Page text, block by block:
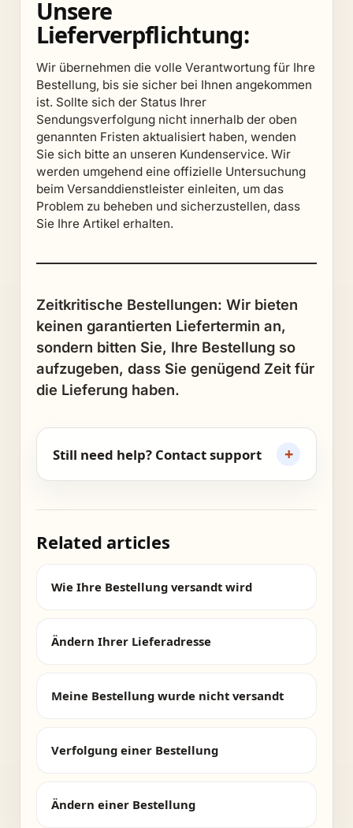
Unsere
Lieferverpflichtung:
Wir übernehmen die volle Verantwortung für Ihre
Bestellung, bis sie sicher bei Ihnen angekommen
ist. Sollte sich der Status Ihrer
Sendungsverfolgung nicht innerhalb der oben
genannten Fristen aktualisiert haben, wenden
Sie sich bitte an unseren Kundenservice. Wir
werden umgehend eine offizielle Untersuchung
beim Versanddienstleister einleiten, um das
Problem zu beheben und sicherzustellen, dass
Sie Ihre Artikel erhalten.
Zeitkritische Bestellungen: Wir bieten
keinen garantierten Liefertermin an,
sondern bitten Sie, Ihre Bestellung so
aufzugeben, dass Sie genügend Zeit für
die Lieferung haben.
Still need help? Contact support +
Related articles
Wie Ihre Bestellung versandt wird
Ändern Ihrer Lieferadresse
Meine Bestellung wurde nicht versandt
Verfolgung einer Bestellung
Ändern einer Bestellung